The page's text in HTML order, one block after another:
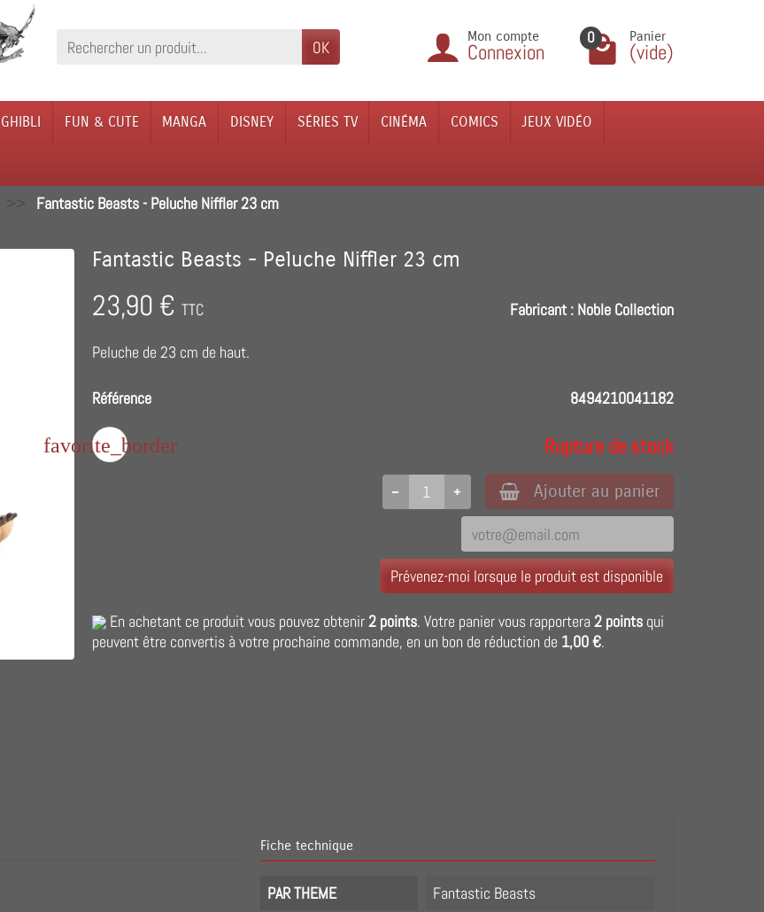
OK
Mon compte
Connexion
0 Panier
(vide)
GHIBLI FUN & CUTE MANGA DISNEY SÉRIES TV CINÉMA COMICS JEUX VIDÉO
Fantastic Beasts - Peluche Niffler 23 cm
Fantastic Beasts - Peluche Niffler 23 cm
Fabricant : Noble Collection
23,90 €TTC
Peluche de 23 cm de haut.
Référence 8494210041182
Rupture de stock
Ajouter au panier
favorite_border
Prévenez-moi lorsque le produit est disponible
En achetant ce produit vous pouvez obtenir2 points. Votre panier vous rapportera2 points qui
peuvent être convertis à votre prochaine commande, en un bon de réduction de 1,00 €.
Fiche technique
PAR THEME
Fantastic Beasts